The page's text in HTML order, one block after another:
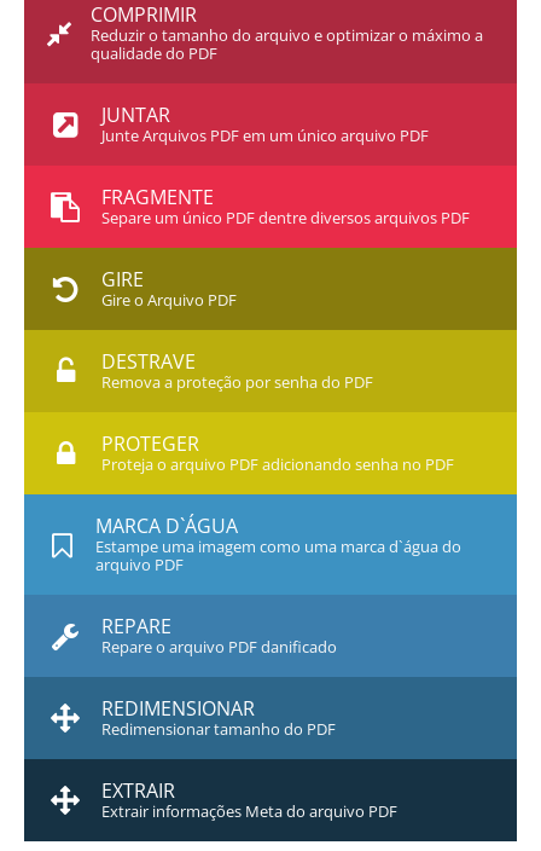
COMPRIMIR
Reduzir o tamanho do arquivo e optimizar o máximo a
qualidade do PDF
JUNTAR
Junte Arquivos PDF em um único arquivo PDF
FRAGMENTE
Separe um único PDF dentre diversos arquivos PDF
GIRE
Gire o Arquivo PDF
DESTRAVE
Remova a proteção por senha do PDF
PROTEGER
Proteja o arquivo PDF adicionando senha no PDF
MARCA D`ÁGUA
Estampe uma imagem como uma marca d`água do
arquivo PDF
REPARE
Repare o arquivo PDF danificado
REDIMENSIONAR
Redimensionar tamanho do PDF
EXTRAIR
Extrair informações Meta do arquivo PDF